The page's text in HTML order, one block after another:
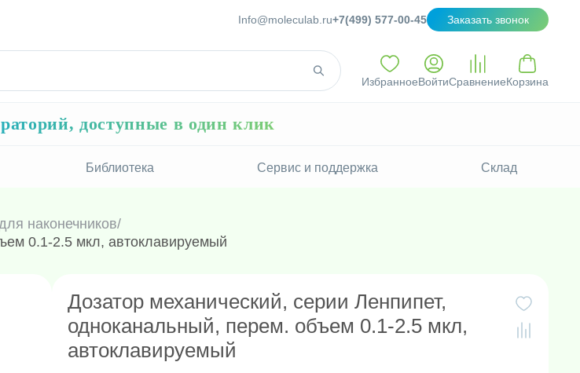
Info@moleculab.ru+7(499) 577-00-45 Заказать звонок
ИзбранноеВойтиСравнениеКорзина
доступные в один клик
Библиотека Сервис и поддержка Склад
наконечников/
0.1-2.5 мкл, автоклавируемый
Дозатор механический, серии Ленпипет,
одноканальный, перем. объем 0.1-2.5 мкл,
автоклавируемый